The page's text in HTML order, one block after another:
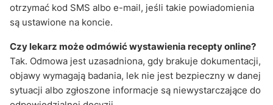
otrzymać kod SMS albo e-mail, jeśli takie powiadomienia
są ustawione na koncie.
Czy lekarz może odmówić wystawienia recepty online?
Tak. Odmowa jest uzasadniona, gdy brakuje dokumentacji,
objawy wymagają badania, lek nie jest bezpieczny w danej
sytuacji albo zgłoszone informacje są niewystarczające do